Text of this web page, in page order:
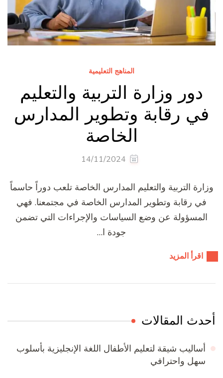
المناهج التعليمية
دور وزارة التربية والتعليم
في رقابة وتطوير المدارس
الخاصة
14/11/2024
وزارة التربية والتعليم المدارس الخاصة تلعب دوراً حاسماً
في رقابة وتطوير المدارس الخاصة في مجتمعنا. فهي
المسؤولة عن وضع السياسات والإجراءات التي تضمن
جودة ا…
اقرأ المزيد
أحدث المقالات
أساليب شيقة لتعليم الأطفال اللغة الإنجليزية بأسلوب
سهل واحترافي